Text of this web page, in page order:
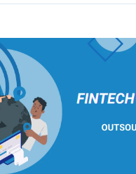
ェア開発 テクノロジー
ーシング ナレッジ
ド モバイル開発
ティ エンジニアリング
方法論
チェーン